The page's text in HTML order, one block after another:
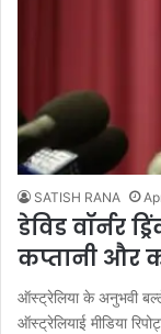
SATISH RANA
डेविड वॉर्नर
कप्तानी और
ऑस्ट्रेलिया के अनुभवी
ऑस्ट्रेलियाई मीडिया